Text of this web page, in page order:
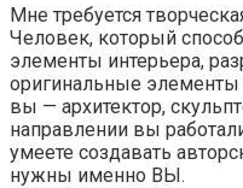
Мне требуется
Человек, который
элементы интерьера,
оригинальные
вы — архитектор,
направлении вы
умеете создавать
нужны именно ВЫ.